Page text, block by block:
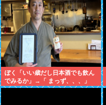
ぼく「いい歳だし日本酒でも飲ん
でみるか」→「 まっず、、、」